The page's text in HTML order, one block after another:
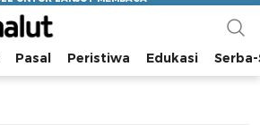
Pasal Peristiwa Edukasi